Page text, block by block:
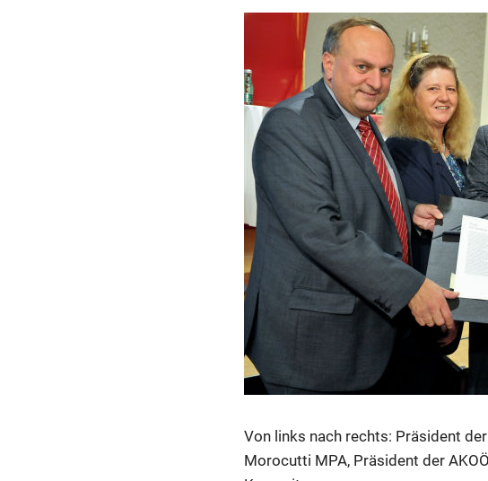
Von links nach rechts: Präsident
Morocutti MPA, Präsident der